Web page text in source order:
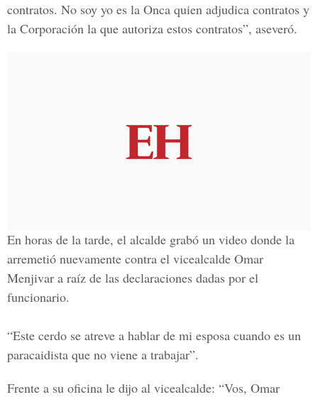
contratos. No soy yo es la Onca quien adjudica contratos y
la Corporación la que autoriza estos contratos”, aseveró.
En horas de la tarde, el alcalde grabó un video donde la
arremetió nuevamente contra el vicealcalde Omar
Menjivar a raíz de las declaraciones dadas por el
funcionario.
“Este cerdo se atreve a hablar de mi esposa cuando es un
paracaidista que no viene a trabajar”.
Frente a su oficina le dijo al vicealcalde: “Vos, Omar